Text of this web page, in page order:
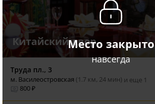
Место закрыто
навсегда
Китайский двор
Труда пл., 3
м. Василеостровская (1.7 км, 24 мин) и еще 1
800 ₽